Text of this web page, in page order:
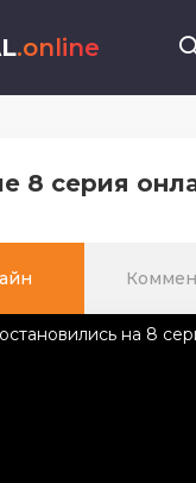
.online
8 серия
на 8